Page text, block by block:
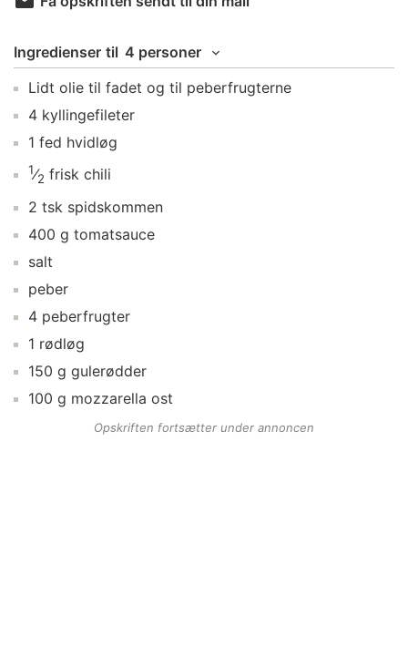
Ingredienser til 4 personer
Lidt olie til fadet og til peberfrugterne
4 kyllingefileter
1 fed hvidløg
1⁄2 frisk chili
2 tsk spidskommen
400 g tomatsauce
salt
peber
4 peberfrugter
1 rødløg
150 g gulerødder
100 g mozzarella ost
Opskriften fortsætter under annoncen